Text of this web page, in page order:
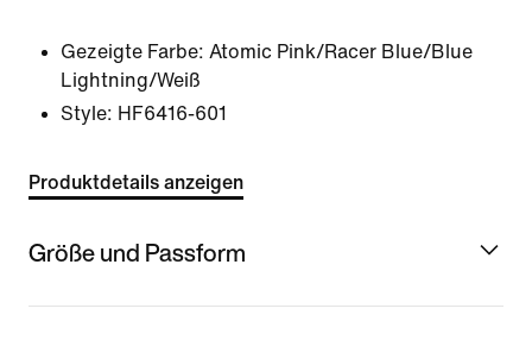
Gezeigte Farbe: Atomic Pink/Racer Blue/Blue
Lightning/Weiß
Style: HF6416-601
Produktdetails anzeigen
Größe und Passform